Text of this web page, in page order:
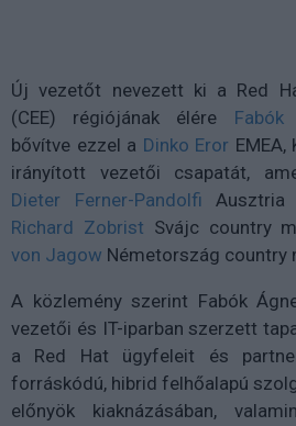
Új vezetőt nevezett ki a Red
(CEE) régiójának élére Fabók
bővítve ezzel a Dinko Eror
irányított vezetői csapatát,
Dieter Ferner-Pandolfi Ausztria
Richard Zobrist Svájc country
von Jagow Németország country
A közlemény szerint Fabók
vezetői és IT-iparban szerzett
a Red Hat ügyfeleit és
forráskódú, hibrid felhőalapú
előnyök kiaknázásában,